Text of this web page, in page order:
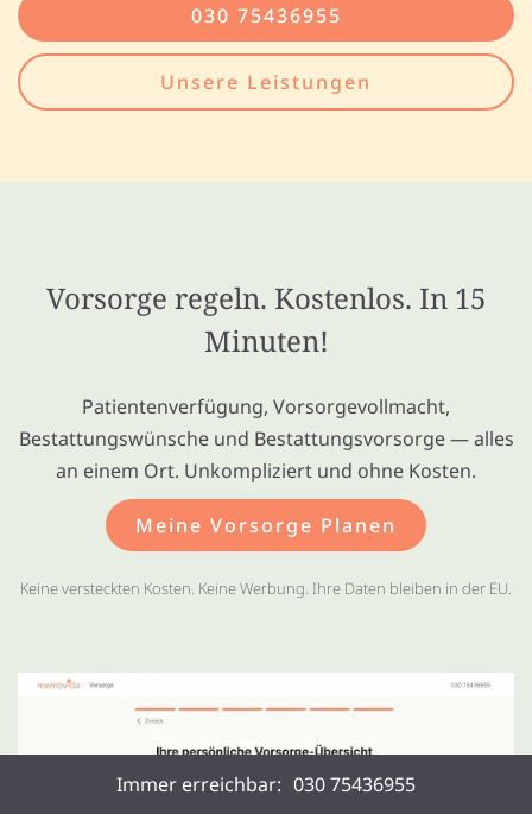
030 75436955
Unsere Leistungen
Vorsorge regeln. Kostenlos. In 15
Minuten!
Patientenverfügung, Vorsorgevollmacht,
Bestattungswünsche und Bestattungsvorsorge — alles
an einem Ort. Unkompliziert und ohne Kosten.
Meine Vorsorge Planen
Keine versteckten Kosten. Keine Werbung. Ihre Daten bleiben in der EU.
Immer erreichbar: 030 75436955